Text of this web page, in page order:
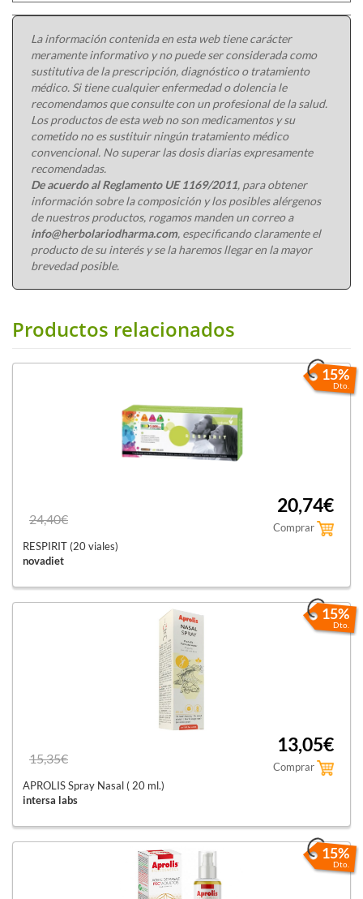
La información contenida en esta web tiene carácter
meramente informativo y no puede ser considerada como
sustitutiva de la prescripción, diagnóstico o tratamiento
médico. Si tiene cualquier enfermedad o dolencia le
recomendamos que consulte con un profesional de la salud.
Los productos de esta web no son medicamentos y su
cometido no es sustituir ningún tratamiento médico
convencional. No superar las dosis diarias expresamente
recomendadas.
De acuerdo al Reglamento UE 1169/2011, para obtener
información sobre la composición y los posibles alérgenos
de nuestros productos, rogamos manden un correo a
info@herbolariodharma.com, especificando claramente el
producto de su interés y se la haremos llegar en la mayor
brevedad posible.
Productos relacionados
15%
Dto.
24,40€
20,74€
Comprar
RESPIRIT (20 viales)
novadiet
15%
Dto.
15,35€
13,05€
Comprar
APROLIS Spray Nasal ( 20 ml.)
intersa labs
15%
Dto.